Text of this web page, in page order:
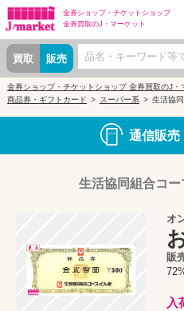
金券ショップ・ チケットショップ
金券買取のJ・マーケット
買取 販売
金券ショップ・チケットショップ 金券買取のJ・
商品券・ギフトカード
スーパー系 生活協
通信販
生活協同組合コ
オ
販
入